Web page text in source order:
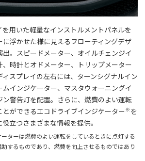
を用いた軽量なインストルメントパネルを
浮かせた様に見えるフローティングデザ
。スピードメーター、オイルチェンジイ
、時計とオドメーター、トリップメーター
スプレイの左右には、ターンシグナルイン
インジケーター、マスタウォーニングイ
ン警告灯を配置。さらに、燃費のよい運転
ができるエコドライブインジケーター※ を
立つさまざまな情報を提供。
ターは燃費のよい運転をしているときに点灯する
するものであり、燃費を向上させるものではあり